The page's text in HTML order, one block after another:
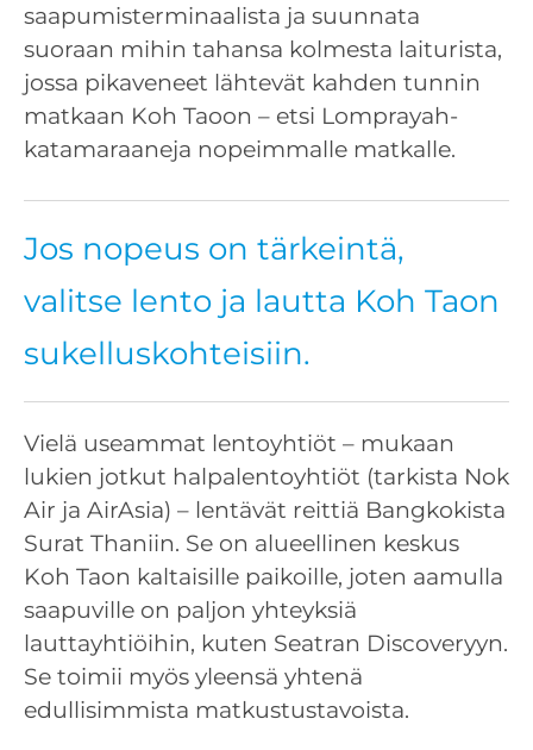
saapumisterminaalista ja suunnata
suoraan mihin tahansa kolmesta laiturista,
jossa pikaveneet lähtevät kahden tunnin
matkaan Koh Taoon – etsi Lomprayah-
katamaraaneja nopeimmalle matkalle.
Jos nopeus on tärkeintä,
valitse lento ja lautta Koh Taon
sukelluskohteisiin.
Vielä useammat lentoyhtiöt – mukaan
lukien jotkut halpalentoyhtiöt (tarkista Nok
Air ja AirAsia) – lentävät reittiä Bangkokista
Surat Thaniin. Se on alueellinen keskus
Koh Taon kaltaisille paikoille, joten aamulla
saapuville on paljon yhteyksiä
lauttayhtiöihin, kuten Seatran Discoveryyn.
Se toimii myös yleensä yhtenä
edullisimmista matkustustavoista.